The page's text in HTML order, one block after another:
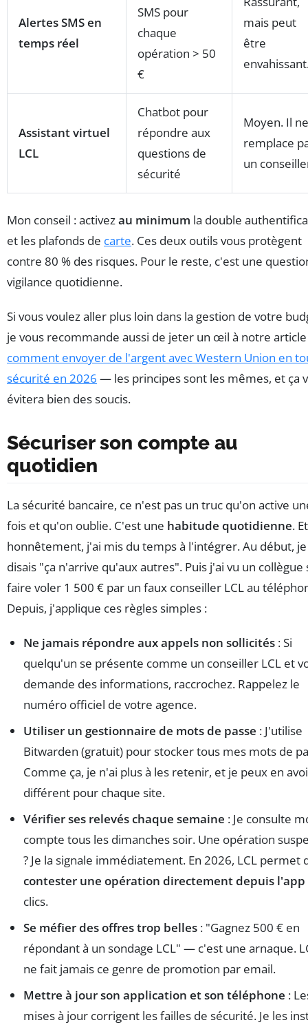
Alertes SMS en
temps réel
SMS pour
chaque
opération > 50
€
mais peut
être
Assistant virtuel
LCL
Chatbot pour
répondre aux
questions de
sécurité
Moyen. Il ne
remplace
un
Mon conseil : activezau minimum la double
et les plafonds de carte. Ces deux outils vous protègent
contre 80 % des risques. Pour le reste, c'est une
vigilance quotidienne.
Si vous voulez aller plus loin dans la gestion de votre
je vous recommande aussi de jeter un œil à notre
comment envoyer de l'argent avec Western Union en
sécurité en 2026 — les principes sont les mêmes, et ça
évitera bien des soucis.
Sécuriser son compte au
quotidien
La sécurité bancaire, ce n'est pas un truc qu'on active
fois et qu'on oublie. C'est une habitude quotidienne. Et
honnêtement, j'ai mis du temps à l'intégrer. Au début,
disais "ça n'arrive qu'aux autres". Puis j'ai vu un collègue
faire voler 1 500 € par un faux conseiller LCL au
Depuis, j'applique ces règles simples :
Ne jamais répondre aux appels non sollicités : Si
quelqu'un se présente comme un conseiller LCL et
demande des informations, raccrochez. Rappelez le
numéro officiel de votre agence.
Utiliser un gestionnaire de mots de passe : J'utilise
Bitwarden (gratuit) pour stocker tous mes mots de
Comme ça, je n'ai plus à les retenir, et je peux en
différent pour chaque site.
Vérifier ses relevés chaque semaine : Je consulte
compte tous les dimanches soir. Une opération
? Je la signale immédiatement. En 2026, LCL permet
contester une opération directement depuis l'app
clics.
Se méfier des offres trop belles : "Gagnez 500 € en
répondant à un sondage LCL" — c'est une arnaque.
ne fait jamais ce genre de promotion par email.
Mettre à jour son application et son téléphone :
mises à jour corrigent les failles de sécurité. Je les